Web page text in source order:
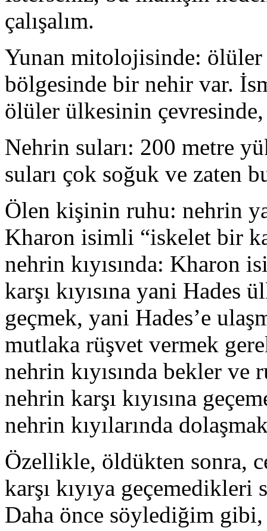
çalışalım.
Yunan mitolojisinde: ölüler
bölgesinde bir nehir var.
ölüler ülkesinin
Nehrin suları: 200 metre
suları çok soğuk ve zaten
Ölen kişinin ruhu: nehrin
Kharon isimli “iskelet bir
nehrin kıyısında: Kharon
karşı kıyısına yani Hades
geçmek, yani Hades’e
mutlaka rüşvet vermek
nehrin kıyısında bekler ve
nehrin karşı kıyısına
nehrin kıyılarında
Özellikle, öldükten sonra,
karşı kıyıya geçemedikleri
Daha önce söylediğim